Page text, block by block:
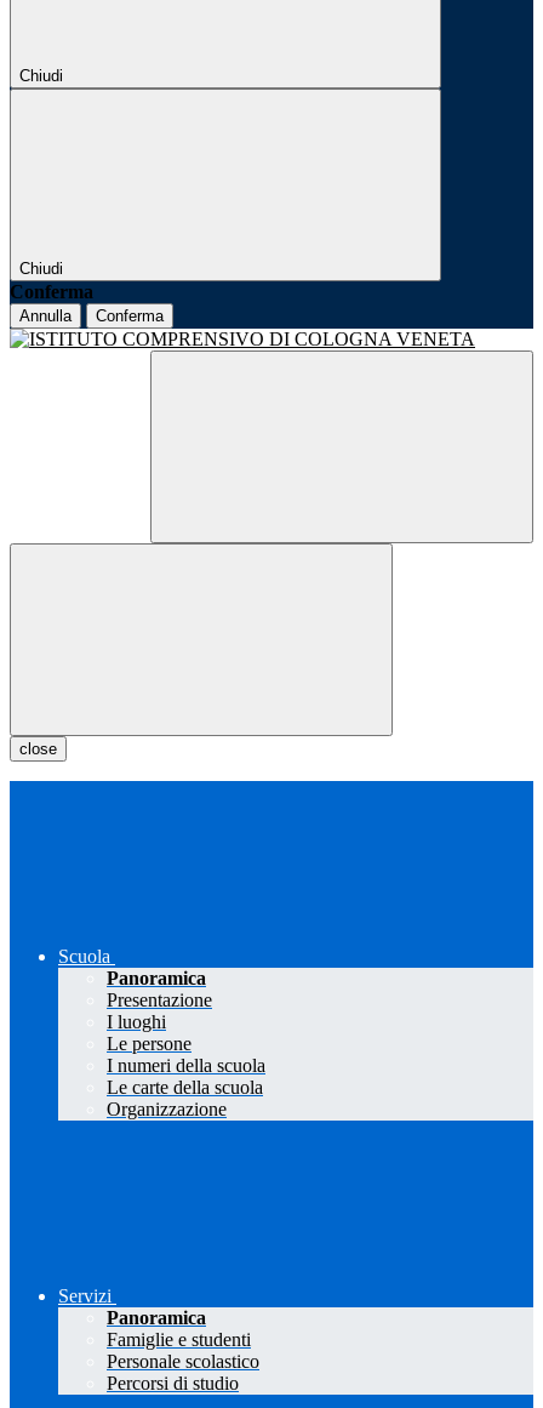
Chiudi
Chiudi
Conferma
Annulla Conferma
close
Scuola
Panoramica
Presentazione
I luoghi
Le persone
I numeri della scuola
Le carte della scuola
Organizzazione
Servizi
Panoramica
Famiglie e studenti
Personale scolastico
Percorsi di studio